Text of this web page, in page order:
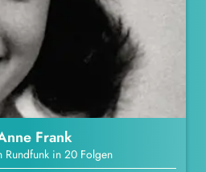
Frank
Rundfunk in 20 Folgen